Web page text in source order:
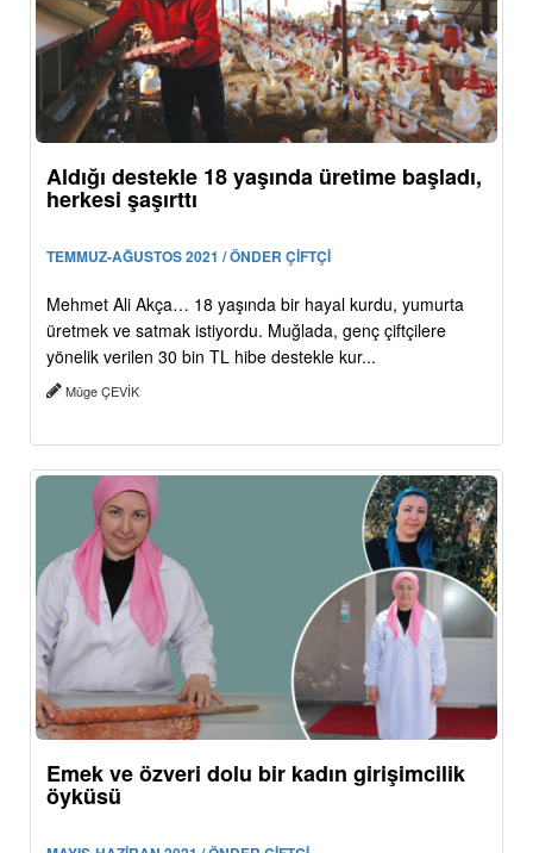
Aldığı destekle 18 yaşında üretime başladı,
herkesi şaşırttı
TEMMUZ-AĞUSTOS 2021 / ÖNDER ÇİFTÇİ
Mehmet Ali Akça… 18 yaşında bir hayal kurdu, yumurta
üretmek ve satmak istiyordu. Muğlada, genç çiftçilere
yönelik verilen 30 bin TL hibe destekle kur...
Müge ÇEVİK
Emek ve özveri dolu bir kadın girişimcilik
öyküsü